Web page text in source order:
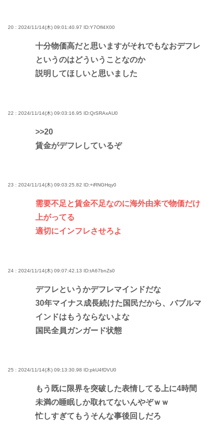
20 : 2024/11/14(木) 09:01:40.97 ID:Y7Ofl4X00
十分物価高だと思いますがそれでもなおデフレ
というのはどういうことなのか
説明してほしいと思いました
22 : 2024/11/14(木) 09:03:16.95 ID:QrSRAxAU0
>>20
賃金がデフレしているぞ
23 : 2024/11/14(木) 09:03:25.82 ID:+iRNGHqy0
需要不足と賃金不足なのに海外由来で物価だけ
上がってる
適切にインフレさせろよ
24 : 2024/11/14(木) 09:07:42.13 ID:tA67bnZs0
デフレというかデフレマインドだな
30年マイナス成長続けた国民だから、バブルマ
インドはもうならないよな
国民全員ガンガード状態
25 : 2024/11/14(木) 09:13:30.98 ID:pkU4fDVU0
もう既に限界を突破した表情してる上に4時間
未満の睡眠しか取れてないんやぞｗｗ
忙しすぎてもうそんな事後回しだろ